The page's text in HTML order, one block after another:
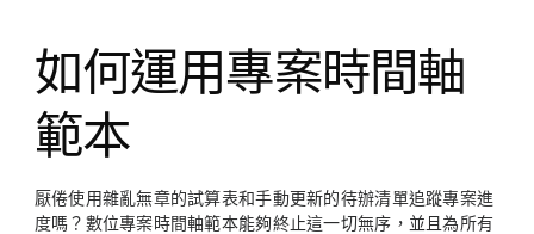
如何運用專案時間軸
範本
厭倦使用雜亂無章的試算表和手動更新的待辦清單追蹤專案進
度嗎？數位專案時間軸範本能夠終止這一切無序，並且為所有